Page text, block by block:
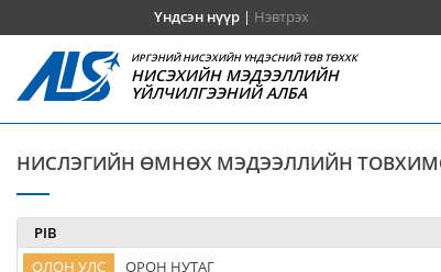
Үндсэн нүүр| Нэвтрэх
ИРГЭНИЙ НИСЭХИЙН ҮНДЭСНИЙ ТӨВ ТӨХХК
НИСЭХИЙН МЭДЭЭЛЛИЙН
ҮЙЛЧИЛГЭЭНИЙ АЛБА
НИСЛЭГИЙН ӨМНӨХ МЭДЭЭЛЛИЙН
PIB
ОЛОН УЛС
ОРОН НУТАГ